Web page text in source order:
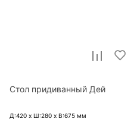
Стол придиванный Дей
Д:420 x Ш:280 x В:675 мм